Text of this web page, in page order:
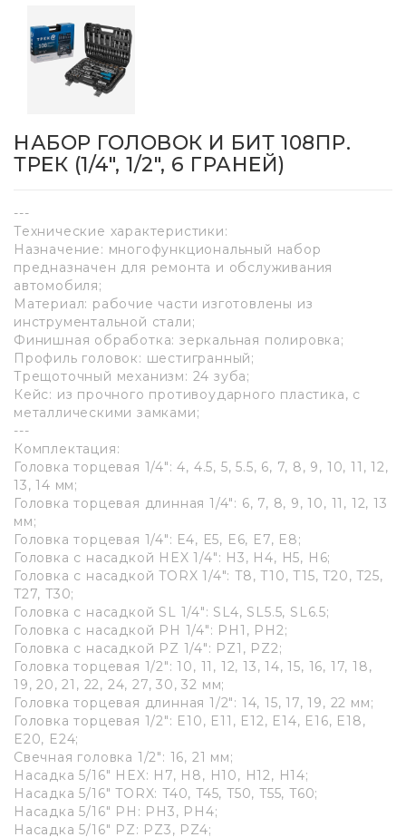
НАБОР ГОЛОВОК И БИТ 108ПР.
ТРЕК (1/4", 1/2", 6 ГРАНЕЙ)
---
Технические характеристики:
Назначение: многофункциональный набор
предназначен для ремонта и обслуживания
автомобиля;
Материал: рабочие части изготовлены из
инструментальной стали;
Финишная обработка: зеркальная полировка;
Профиль головок: шестигранный;
Трещоточный механизм: 24 зуба;
Кейс: из прочного противоударного пластика, с
металлическими замками;
---
Комплектация:
Головка торцевая 1/4": 4, 4.5, 5, 5.5, 6, 7, 8, 9, 10, 11, 12,
13, 14 мм;
Головка торцевая длинная 1/4": 6, 7, 8, 9, 10, 11, 12, 13
мм;
Головка торцевая 1/4": E4, E5, E6, E7, E8;
Головка с насадкой HEX 1/4": H3, H4, H5, H6;
Головка с насадкой TORX 1/4": T8, T10, T15, T20, T25,
T27, T30;
Головка с насадкой SL 1/4": SL4, SL5.5, SL6.5;
Головка с насадкой PH 1/4": PH1, PH2;
Головка с насадкой PZ 1/4": PZ1, PZ2;
Головка торцевая 1/2": 10, 11, 12, 13, 14, 15, 16, 17, 18,
19, 20, 21, 22, 24, 27, 30, 32 мм;
Головка торцевая длинная 1/2": 14, 15, 17, 19, 22 мм;
Головка торцевая 1/2": E10, E11, E12, E14, E16, E18,
E20, E24;
Свечная головка 1/2": 16, 21 мм;
Насадка 5/16" HEX: H7, H8, H10, H12, H14;
Насадка 5/16" TORX: T40, T45, T50, T55, T60;
Насадка 5/16" PH: PH3, PH4;
Насадка 5/16" PZ: PZ3, PZ4;